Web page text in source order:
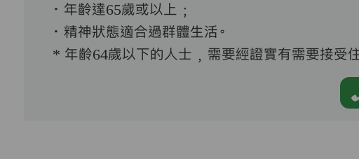
．年齡達65歲或以上﹔
．精神狀態適合過群體生活。
* 年齡64歲以下的人士﹐需要經證實有需要接受